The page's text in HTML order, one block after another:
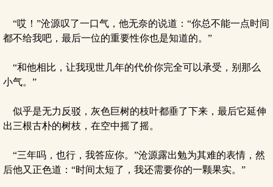
“哎！”沧源叹了一口气，他无奈的说道：“你总不能一点时间
都不给我吧，最后一位的重要性你也是知道的。”
“和他相比，让我现世几年的代价你完全可以承受，别那么
小气。”
似乎是无力反驳，灰色巨树的枝叶都垂了下来，最后它延伸
出三根古朴的树枝，在空中摇了摇。
“三年吗，也行，我答应你。”沧源露出勉为其难的表情，然
后他又正色道：“时间太短了，我还需要你的一颗果实。”